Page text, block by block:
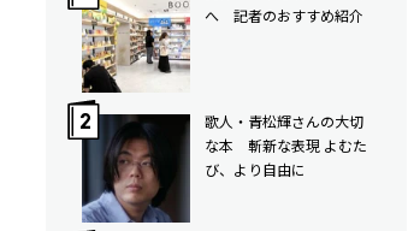
へ 記者のおすすめ紹介
歌人・青松輝さんの大切
な本 斬新な表現 よむた
び、より自由に